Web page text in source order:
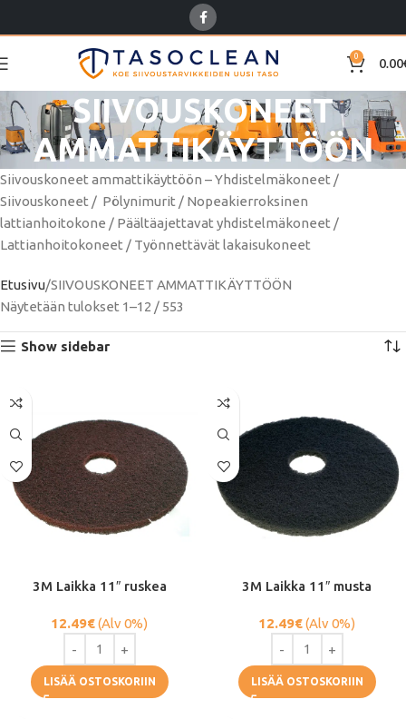
0 0.00
SIIVOUSKONEET
AMMATTIKÄYTTÖÖN
Siivouskoneet ammattikäyttöön – Yhdistelmäkoneet /
Siivouskoneet / Pölynimurit / Nopeakierroksinen
lattianhoitokone / Päältäajettavat yhdistelmäkoneet /
Lattianhoitokoneet / Työnnettävät lakaisukoneet
Etusivu SIIVOUSKONEET AMMATTIKÄYTTÖÖN
Näytetään tulokset 1–12 / 553
Show sidebar
3M Laikka 11″ ruskea
12.49€(Alv 0%)
LISÄÄ OSTOSKORIIN
3M Laikka 11″ musta
12.49€(Alv 0%)
LISÄÄ OSTOSKORIIN